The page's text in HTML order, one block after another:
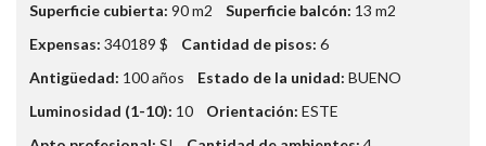
Superficie cubierta: 90 m2 Superficie balcón: 13 m2
Expensas: 340189 $ Cantidad de pisos: 6
Antigüedad: 100 años Estado de la unidad: BUENO
Luminosidad (1-10): 10 Orientación: ESTE